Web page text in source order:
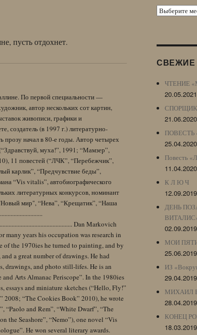
пусть отдохнет.
По первой специальности —
автор нескольких сот картин,
живописи, графики и
создатель (в 1997 г.) литературно-
прозу начал в 80-е годы. Автор четырех
муха!”, 1991; “Мамзер”,
11 повестей (“ЛЧК”, “Перебежчик”,
карлик”, “Предчувствие беды”,
“Vis vitalis”, автобиографического
литературных конкурсов, номинант
мир", “Нева”, “Крещатик”, “Наша
Dan Markovich
years his occupation was research in
of the 1970ies he turned to painting, and by
a great number of drawings. He had
and photo still-lifes. He is an
Arts Almanac Periscope”. In the 1980ies
essays and miniature sketches (“Hello, Fly!”
2008; “The Cookies Book” 2010), he wrote
“Paolo and Rem”, “White Dwarf”, “The
the Seashore”, “Nemo”), one novel “Vis
He won several literary awards.
Архив
Archive)
СВЕЖИЕ
ЧТЕНИЕ
20.05.2021
21.06.2020
ПОВЕСТЬ
25.04.2020
Повесть
11.04.2020
К Л Ю Ч
12.09.2019
ДЕНЬ
02.09.2019
МОИ
25.06.2019
ИЗ
29.04.2019
МИХАИЛ
28.04.2019
КОНЕЦ
18.03.2019